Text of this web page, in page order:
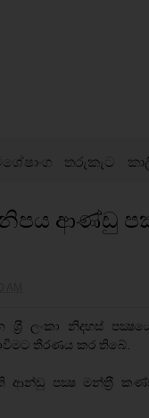
තරුකැට
ආණ්ඩු
ලංකා නිදහස්
තීරණය කර තිබේ.
පක්‍ෂ මන්ත‍්‍රී